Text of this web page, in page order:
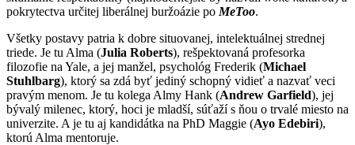
pokrytectva určitej liberálnej buržoázie po MeToo.
Všetky postavy patria k dobre situovanej, intelektuálnej strednej
triede. Je tu Alma (Julia Roberts), rešpektovaná profesorka
filozofie na Yale, a jej manžel, psychológ Frederik (Michael
Stuhlbarg), ktorý sa zdá byť jediný schopný vidieť a nazvať veci
pravým menom. Je tu kolega Almy Hank (Andrew Garfield), jej
bývalý milenec, ktorý, hoci je mladší, súťaží s ňou o trvalé miesto na
univerzite. A je tu aj kandidátka na PhD Maggie (Ayo Edebiri),
ktorú Alma mentoruje.